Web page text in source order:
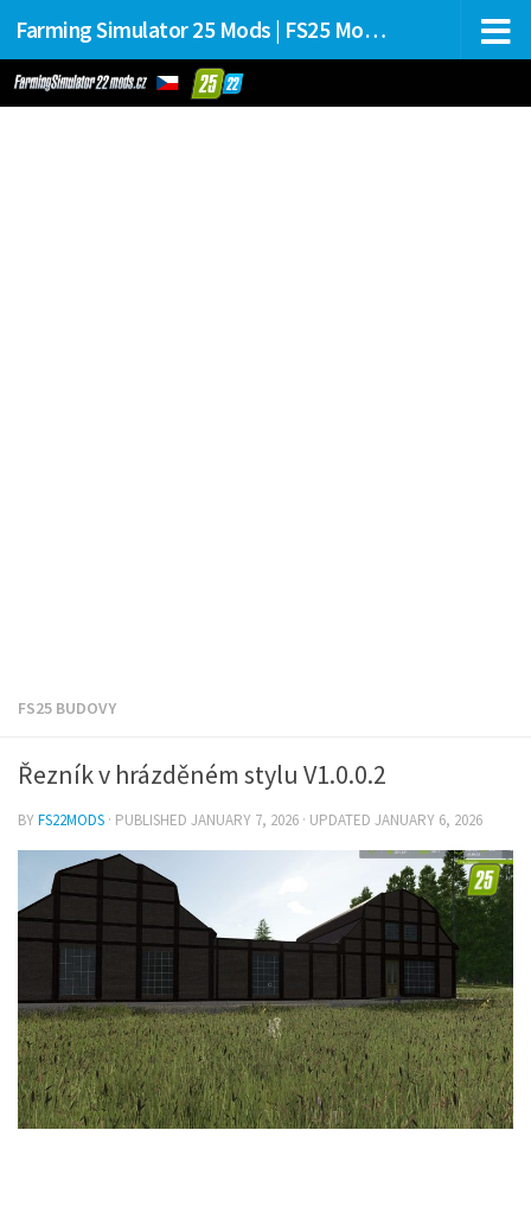
Farming Simulator 25 Mods | FS25 Mods Stahování
FS25 BUDOVY
Řezník v hrázděném stylu V1.0.0.2
BYFS22MODS · PUBLISHED JANUARY 7, 2026 · UPDATED JANUARY 6, 2026